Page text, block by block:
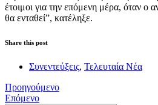
έτοιμοι για την επόμενη μέρα, όταν ο
θα ενταθεί”, κατέληξε.
Share this post
Συνεντεύξεις, Τελευταία Νέα
Προηγούμενο
Επόμενο